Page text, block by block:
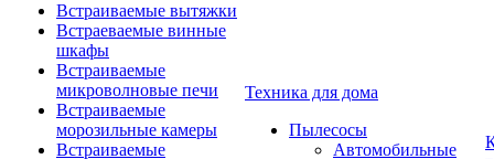
Встраиваемые вытяжки
Встраеваемые винные
шкафы
Встраиваемые
микроволновые печи
Встраиваемые
морозильные камеры
Встраиваемые
Техника для дома
Пылесосы
Автомобильные